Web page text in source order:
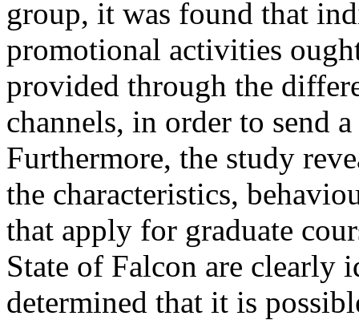
group, it was found that
promotional activities
provided through the
channels, in order to send
Furthermore, the study
the characteristics,
that apply for graduate
State of Falcon are clearly
determined that it is